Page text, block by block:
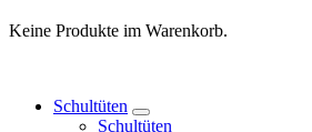
Keine Produkte im Warenkorb.
Schultüten
Schultüten